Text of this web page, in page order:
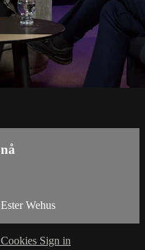
Wehus
Cookies Sign in